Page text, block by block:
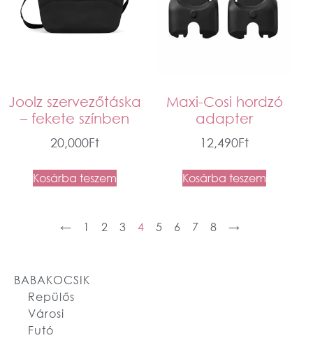
BABAKOCSIK
Repülős
Városi
Futó
Joolz szervezőtáska
– fekete színben
20,000Ft
Kosárba teszem
Maxi-Cosi hordzó
adapter
12,490Ft
Kosárba teszem
← 1 2 3 4 5 6 7 8 →